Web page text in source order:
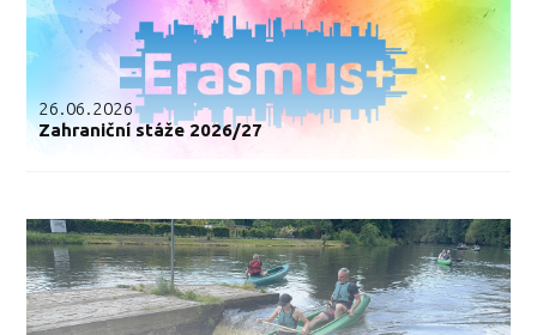
26.06.2026
Zahraniční stáže 2026/27